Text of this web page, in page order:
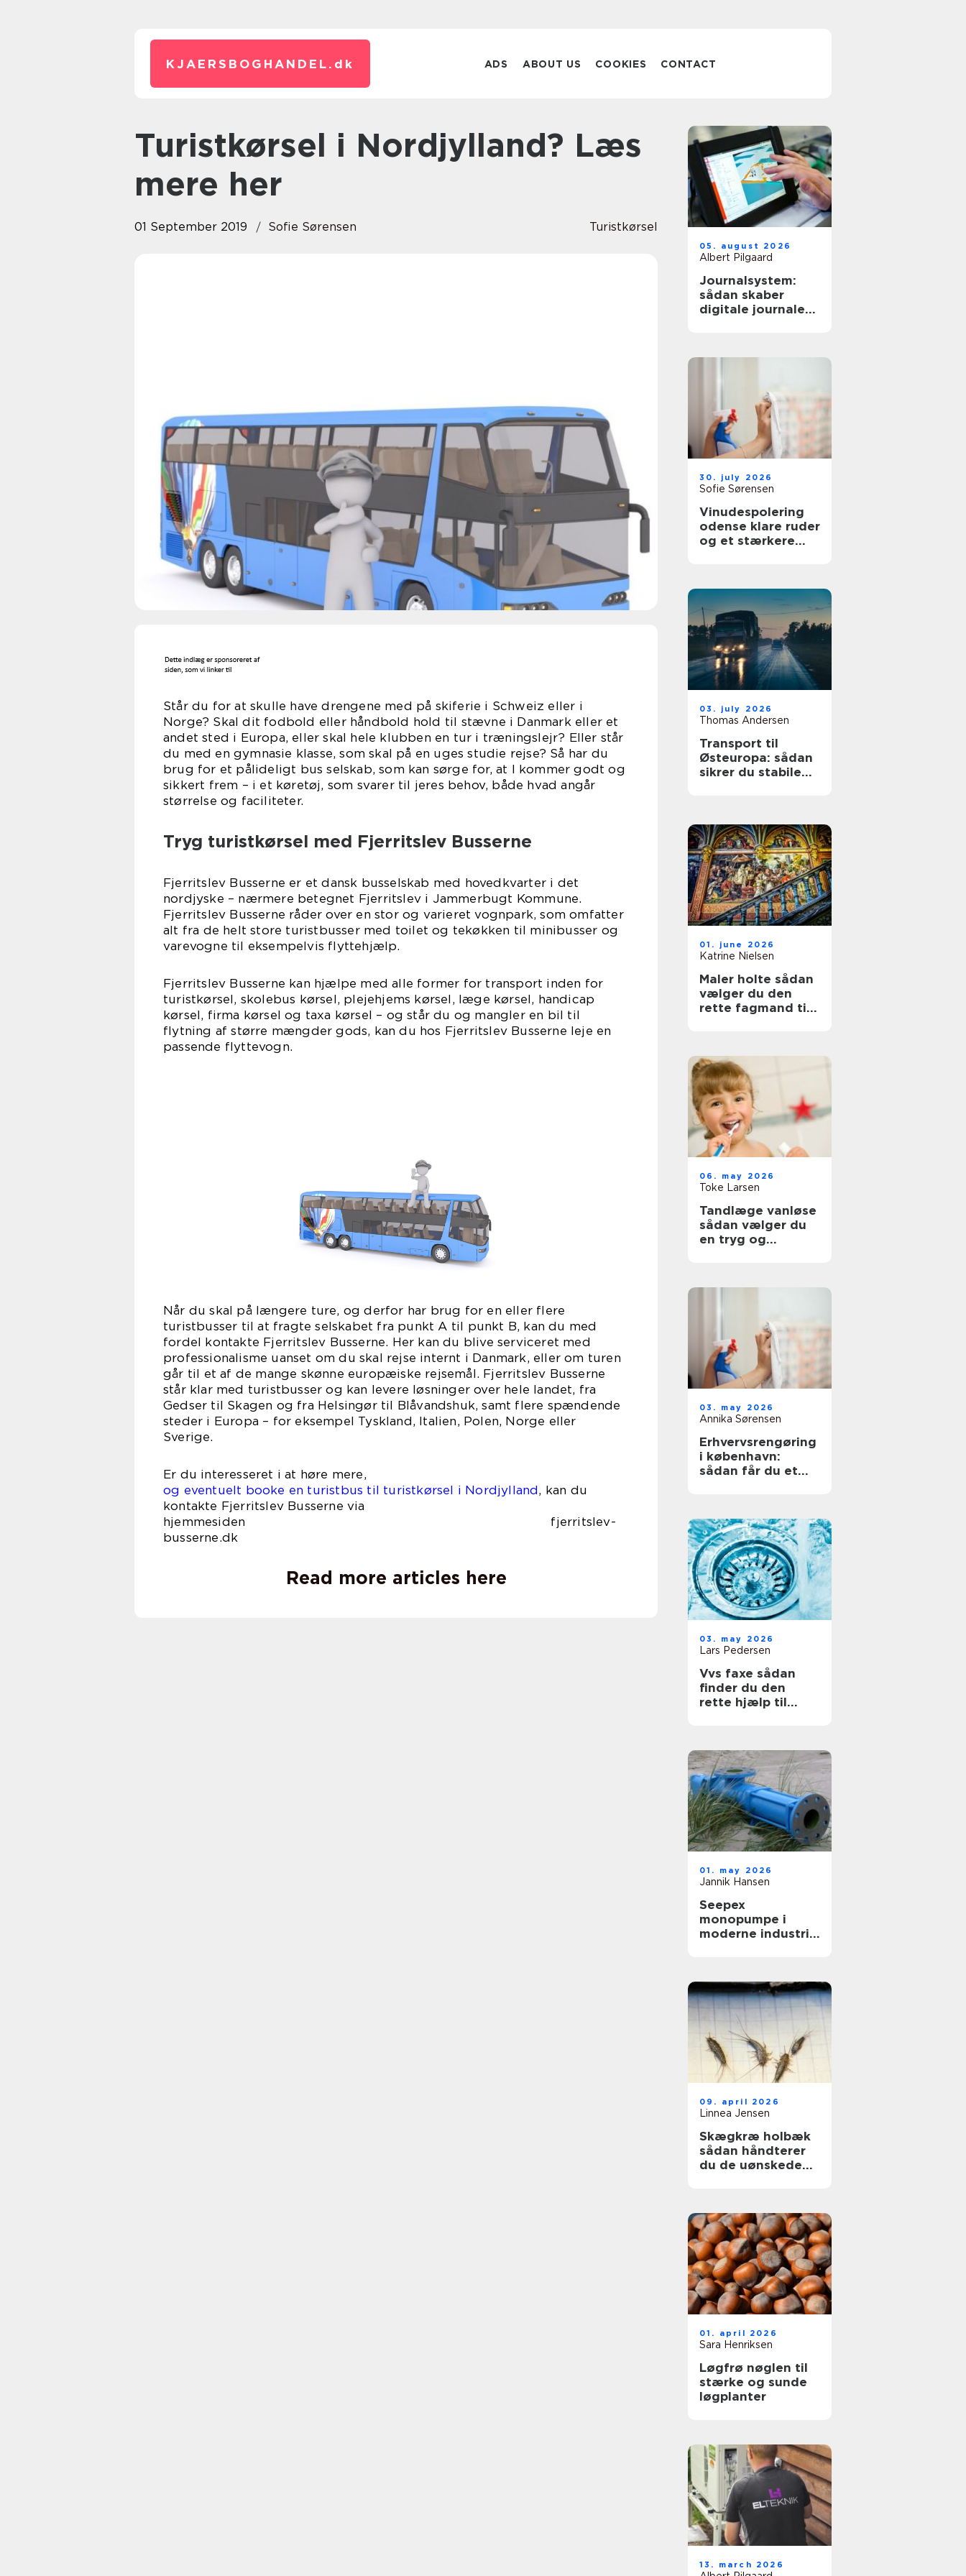
KJAERSBOGHANDEL. dk ADS ABOUT US COOKIES CONTACT
Turistkørsel i Nordjylland? Læs
mere her
01 September 2019 Sofie Sørensen Turistkørsel
Står du for at skulle have drengene med på skiferie i Schweiz eller i
Norge? Skal dit fodbold eller håndbold hold til stævne i Danmark eller et
andet sted i Europa, eller skal hele klubben en tur i træningslejr? Eller står
du med en gymnasie klasse, som skal på en uges studie rejse? Så har du
brug for et pålideligt bus selskab, som kan sørge for, at I kommer godt og
sikkert frem – i et køretøj, som svarer til jeres behov, både hvad angår
størrelse og faciliteter.
Tryg turistkørsel med Fjerritslev Busserne
Fjerritslev Busserne er et dansk busselskab med hovedkvarter i det
nordjyske – nærmere betegnet Fjerritslev i Jammerbugt Kommune.
Fjerritslev Busserne råder over en stor og varieret vognpark, som omfatter
alt fra de helt store turistbusser med toilet og tekøkken til minibusser og
varevogne til eksempelvis flyttehjælp.
Fjerritslev Busserne kan hjælpe med alle former for transport inden for
turistkørsel, skolebus kørsel, plejehjems kørsel, læge kørsel, handicap
kørsel, firma kørsel og taxa kørsel – og står du og mangler en bil til
flytning af større mængder gods, kan du hos Fjerritslev Busserne leje en
passende flyttevogn.
Når du skal på længere ture, og derfor har brug for en eller flere
turistbusser til at fragte selskabet fra punkt A til punkt B, kan du med
fordel kontakte Fjerritslev Busserne. Her kan du blive serviceret med
professionalisme uanset om du skal rejse internt i Danmark, eller om turen
går til et af de mange skønne europæiske rejsemål. Fjerritslev Busserne
står klar med turistbusser og kan levere løsninger over hele landet, fra
Gedser til Skagen og fra Helsingør til Blåvandshuk, samt flere spændende
steder i Europa – for eksempel Tyskland, Italien, Polen, Norge eller
Sverige.
Er du interesseret i at høre mere,
og eventuelt booke en turistbus til turistkørsel i Nordjylland, kan du
kontakte Fjerritslev Busserne via
hjemmesiden fjerritslev-
busserne.dk
Read more articles here
05. august 2026
Albert Pilgaard
Journalsystem:
sådan skaber
digitale journaler
30. july 2026
Sofie Sørensen
Vinudespolering
odense klare ruder
og et stærkere
03. july 2026
Thomas Andersen
Transport til
Østeuropa: sådan
sikrer du stabile
01. june 2026
Katrine Nielsen
Maler holte sådan
vælger du den
rette fagmand til
06. may 2026
Toke Larsen
Tandlæge vanløse
sådan vælger du
en tryg og
03. may 2026
Annika Sørensen
Erhvervsrengøring
i københavn:
sådan får du et
03. may 2026
Lars Pedersen
Vvs faxe sådan
finder du den
rette hjælp til
01. may 2026
Jannik Hansen
Seepex
monopumpe i
moderne industri:
09. april 2026
Linnea Jensen
Skægkræ holbæk
sådan håndterer
du de uønskede
01. april 2026
Sara Henriksen
Løgfrø nøglen til
stærke og sunde
løgplanter
13. march 2026